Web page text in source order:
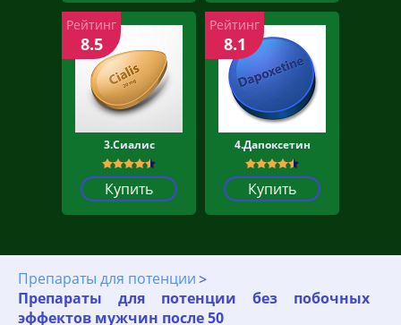
3.Сиалис
Купить
Рейтинг
8.5
4.Дапоксетин
Купить
Рейтинг
8.1
Препараты для потенции
Препараты для потенции без побочных
эффектов мужчин после 50